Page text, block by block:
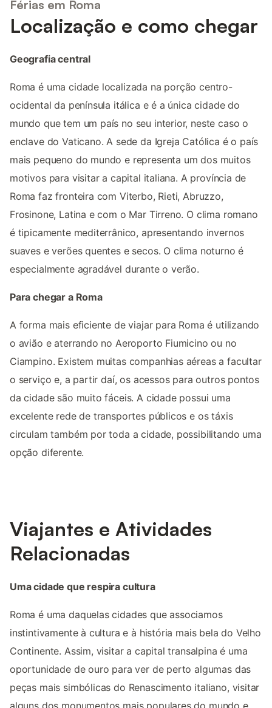
Férias em Roma
Localização e como chegar
Geografia central
Roma é uma cidade localizada na porção centro-
ocidental da península itálica e é a única cidade do
mundo que tem um país no seu interior, neste caso o
enclave do Vaticano. A sede da Igreja Católica é o país
mais pequeno do mundo e representa um dos muitos
motivos para visitar a capital italiana. A província de
Roma faz fronteira com Viterbo, Rieti, Abruzzo,
Frosinone, Latina e com o Mar Tirreno. O clima romano
é tipicamente mediterrânico, apresentando invernos
suaves e verões quentes e secos. O clima noturno é
especialmente agradável durante o verão.
Para chegar a Roma
A forma mais eficiente de viajar para Roma é utilizando
o avião e aterrando no Aeroporto Fiumicino ou no
Ciampino. Existem muitas companhias aéreas a facultar
o serviço e, a partir daí, os acessos para outros pontos
da cidade são muito fáceis. A cidade possui uma
excelente rede de transportes públicos e os táxis
circulam também por toda a cidade, possibilitando uma
opção diferente.
Viajantes e Atividades
Relacionadas
Uma cidade que respira cultura
Roma é uma daquelas cidades que associamos
instintivamente à cultura e à história mais bela do Velho
Continente. Assim, visitar a capital transalpina é uma
oportunidade de ouro para ver de perto algumas das
peças mais simbólicas do Renascimento italiano, visitar
alguns dos monumentos mais populares do mundo e